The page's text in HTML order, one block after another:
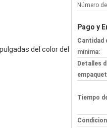
Número
Pago y
Cantidad
mínima:
Detalles
Tiempo